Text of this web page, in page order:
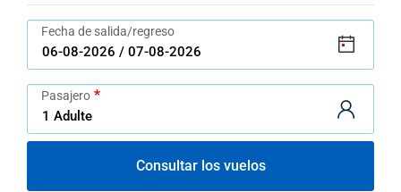
Fecha de salida/regreso
Pasajero
Consultar los vuelos